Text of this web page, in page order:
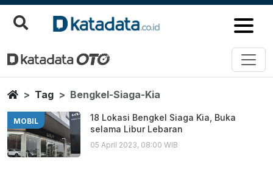
Bengkel Siaga Kia
Berita Terbaru
HomeTag Bengkel-Siaga-Kia
MOBIL
18 Lokasi Bengkel Siaga Kia, Buka
selama Libur Lebaran
05 April 2023, 08:00 WIB